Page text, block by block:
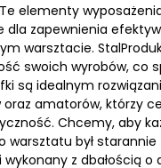
elementy
dla zapewnienia
warsztacie.
swoich wyrobów, co
są idealnym
amatorów, którzy
Chcemy, aby
warsztatu był starannie
z dbałością o